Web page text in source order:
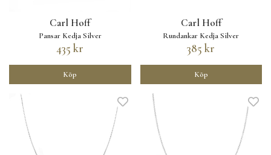
Carl Hoff
Pansar Kedja Silver
435 kr
Köp
Carl Hoff
Rundankar Kedja Silver
385 kr
Köp